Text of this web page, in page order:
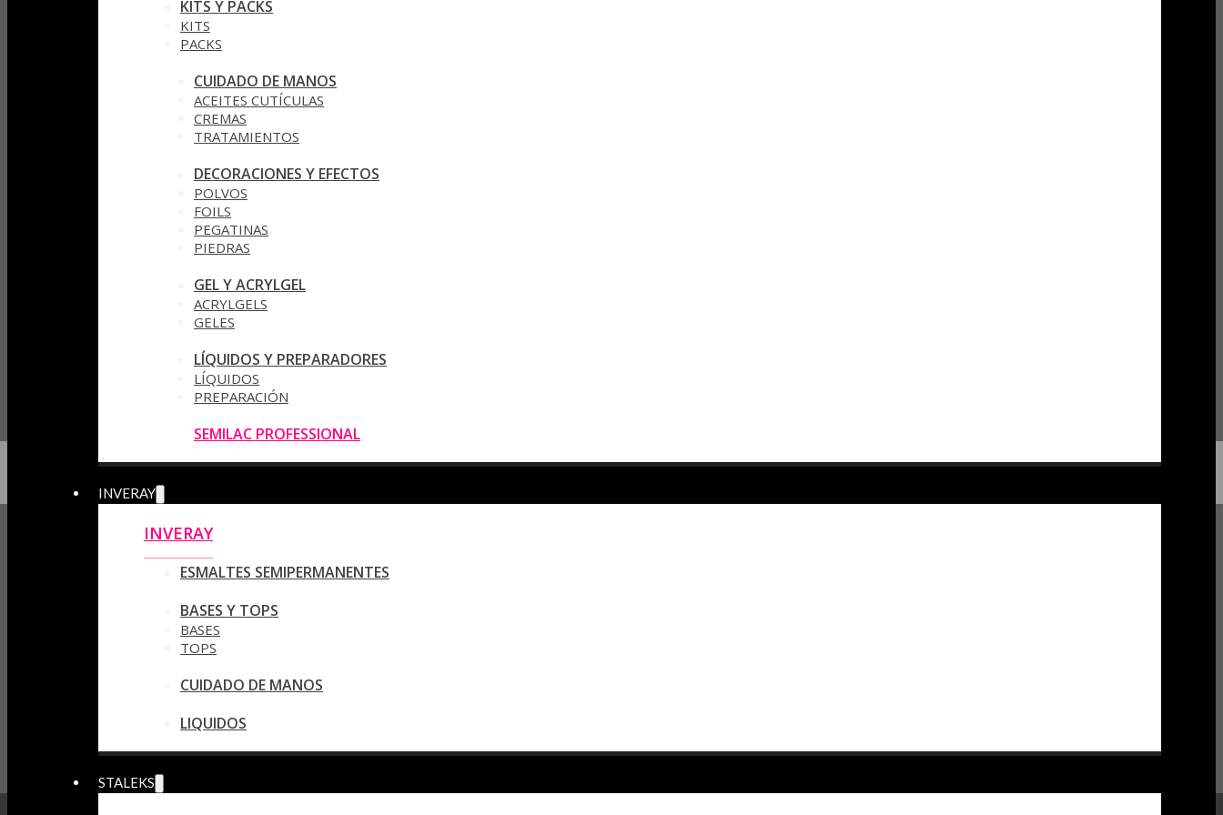
KITS Y PACKS
KITS
PACKS
CUIDADO DE MANOS
ACEITES CUTÍCULAS
CREMAS
TRATAMIENTOS
DECORACIONES Y EFECTOS
POLVOS
FOILS
PEGATINAS
PIEDRAS
GEL Y ACRYLGEL
ACRYLGELS
GELES
LÍQUIDOS Y PREPARADORES
LÍQUIDOS
PREPARACIÓN
SEMILAC PROFESSIONAL
INVERAY
INVERAY
ESMALTES SEMIPERMANENTES
BASES Y TOPS
BASES
TOPS
CUIDADO DE MANOS
LIQUIDOS
STALEKS